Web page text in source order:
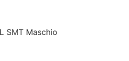
SMT Maschio